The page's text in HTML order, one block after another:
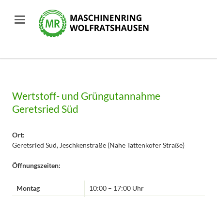
Wertstoff- und Grüngutannahme
Geretsried Süd
Ort:
Geretsried Süd, Jeschkenstraße (Nähe Tattenkofer Straße)
Öffnungszeiten:
Montag
10:00 – 17:00 Uhr